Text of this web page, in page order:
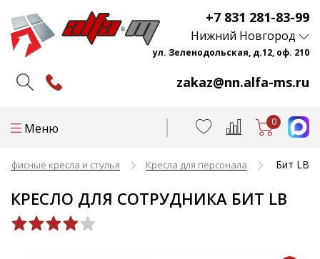
+7 831 281-83-99
zakaz@nn.alfa-ms.ru
Нижний Новгород
ул. Зеленодольская, д.12, оф. 210
Меню 0
Офисные кресла и стулья Кресла для персонала Бит LB
КРЕСЛО ДЛЯ СОТРУДНИКА БИТ LB